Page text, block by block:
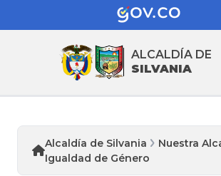
ALCALDÍA DE
SILVANIA
Alcaldía de Silvania
Nuestra
Igualdad de Género